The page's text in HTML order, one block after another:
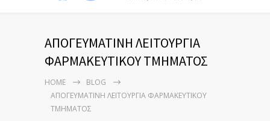
ΑΠΟΓΕΥΜΑΤΙΝΗ ΛΕΙΤΟΥΡΓΙΑ
ΦΑΡΜΑΚΕΥΤΙΚΟΥ ΤΜΗΜΑΤΟΣ
HOME
BLOG
ΑΠΟΓΕΥΜΑΤΙΝΗ ΛΕΙΤΟΥΡΓΙΑ ΦΑΡΜΑΚΕΥΤΙΚΟΥ
ΤΜΗΜΑΤΟΣ